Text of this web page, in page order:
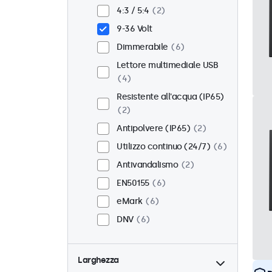
Incasso
4
Montaggio rack (19 Pollici)
VESA 100 x 100
4:3 / 5:4
2
9-36 Volt
Dimmerabile
6
Lettore multimediale USB
4
Resistente all'acqua (IP65)
2
Antipolvere (IP65)
2
Utilizzo continuo (24/7)
6
Antivandalismo
2
EN50155
6
eMark
6
DNV
6
Larghezza